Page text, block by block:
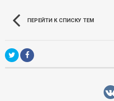
ПЕРЕЙТИ К СПИСКУ ТЕМ